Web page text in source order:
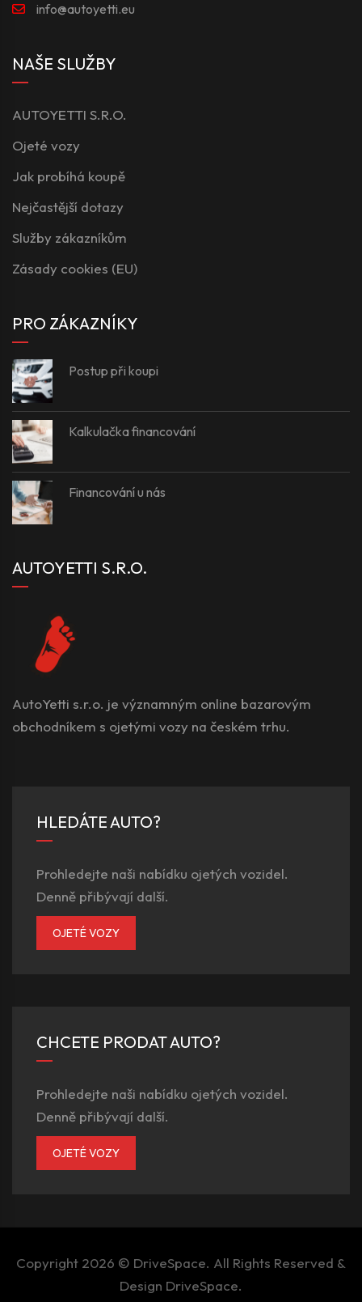
info@autoyetti.eu
NAŠE SLUŽBY
AUTOYETTI S.R.O.
Ojeté vozy
Jak probíhá koupě
Nejčastější dotazy
Služby zákazníkům
Zásady cookies (EU)
PRO ZÁKAZNÍKY
Postup při koupi
Kalkulačka financování
Financování u nás
AUTOYETTI S.R.O.
AutoYetti s.r.o. je významným online bazarovým
obchodníkem s ojetými vozy na českém trhu.
HLEDÁTE AUTO?
Prohledejte naši nabídku ojetých vozidel.
Denně přibývají další.
OJETÉ VOZY
CHCETE PRODAT AUTO?
Prohledejte naši nabídku ojetých vozidel.
Denně přibývají další.
OJETÉ VOZY
Copyright 2026 © DriveSpace. All Rights Reserved &
Design DriveSpace.